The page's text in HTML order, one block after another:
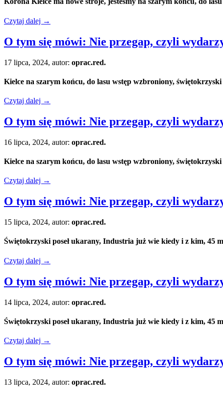
Czytaj dalej →
O tym się mówi: Nie przegap, czyli
17 lipca, 2024, autor: oprac.red.
Kielce na szarym końcu, do lasu wstęp wzbroniony,
Czytaj dalej →
O tym się mówi: Nie przegap, czyli
16 lipca, 2024, autor: oprac.red.
Kielce na szarym końcu, do lasu wstęp wzbroniony,
Czytaj dalej →
O tym się mówi: Nie przegap, czyli
15 lipca, 2024, autor: oprac.red.
Świętokrzyski poseł ukarany, Industria już wie kiedy i z kim, 45
Czytaj dalej →
O tym się mówi: Nie przegap, czyli
14 lipca, 2024, autor: oprac.red.
Świętokrzyski poseł ukarany, Industria już wie kiedy i z kim, 45
Czytaj dalej →
O tym się mówi: Nie przegap, czyli
13 lipca, 2024, autor: oprac.red.